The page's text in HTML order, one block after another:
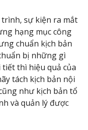
sự kiện ra mắt
hạng mục công
chuẩn kịch bản
bị những gì
thì hiệu quả của
tách kịch bản nội
như kịch bản tổ
và quản lý được